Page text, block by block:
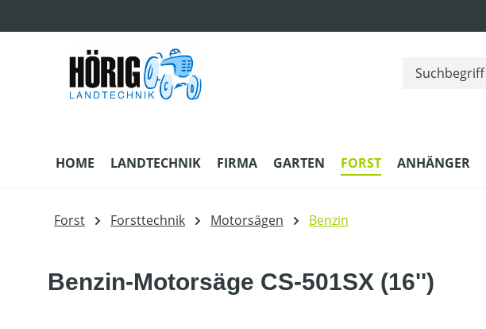
HOME LANDTECHNIK FIRMA GARTEN FORST ANHÄNGER
Forst Forsttechnik Motorsägen Benzin
Benzin-Motorsäge CS-501SX (16'')